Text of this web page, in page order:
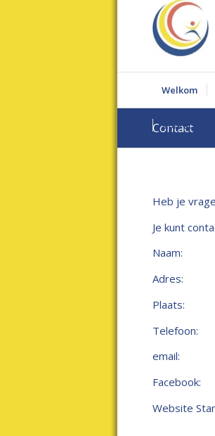
Welkom
Contact
Contact
Heb je
Je kunt
Naam:
Adres:
Plaats:
Telefoon:
email:
Facebook:
Website